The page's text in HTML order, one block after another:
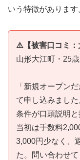
いう特徴があります
⚠️【被害口コミ：
山形大江町・25
「新規オープン
て申し込みまし
条件が口頭説明と
当初は手数料
3,000円少なく、
た。問い合わせ